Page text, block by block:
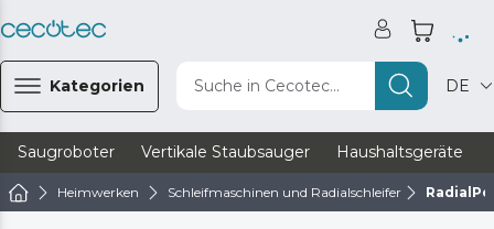
Kategorien Suche in Cecotec... DE
Saugroboter Vertikale Staubsauger Haushaltsgeräte
Heimwerken Schleifmaschinen und Radialschleifer